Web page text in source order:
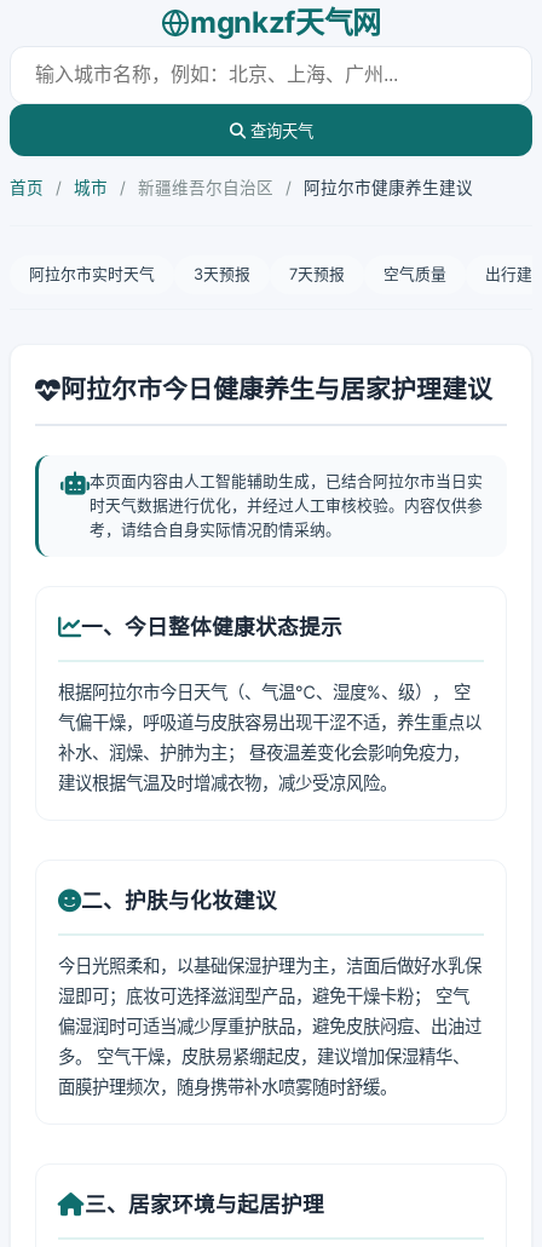
mgnkzf天气网
查询天气
首页 / 城市 / 新疆维吾尔自治区 / 阿拉尔市健康养生建议
阿拉尔市实时天气 3天预报 7天预报 空气质量 出行建
阿拉尔市今日健康养生与居家护理建议
本页面内容由人工智能辅助生成，已结合阿拉尔市当日实
时天气数据进行优化，并经过人工审核校验。内容仅供参
考，请结合自身实际情况酌情采纳。
一、今日整体健康状态提示
根据阿拉尔市今日天气（、气温℃、湿度%、级）， 空
气偏干燥，呼吸道与皮肤容易出现干涩不适，养生重点以
补水、润燥、护肺为主； 昼夜温差变化会影响免疫力，
建议根据气温及时增减衣物，减少受凉风险。
二、护肤与化妆建议
今日光照柔和，以基础保湿护理为主，洁面后做好水乳保
湿即可；底妆可选择滋润型产品，避免干燥卡粉； 空气
偏湿润时可适当减少厚重护肤品，避免皮肤闷痘、出油过
多。 空气干燥，皮肤易紧绷起皮，建议增加保湿精华、
面膜护理频次，随身携带补水喷雾随时舒缓。
三、居家环境与起居护理